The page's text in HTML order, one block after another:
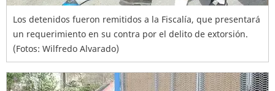
Los detenidos fueron remitidos a la Fiscalía, que presentará
un requerimiento en su contra por el delito de extorsión.
(Fotos: Wilfredo Alvarado)